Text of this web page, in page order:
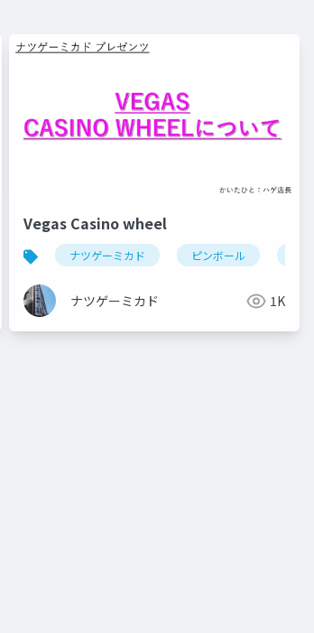
break shot(ピンボール)
Vegas Casino wheel
ナツゲーミカド ピンボール
ナツゲーミカド 1K